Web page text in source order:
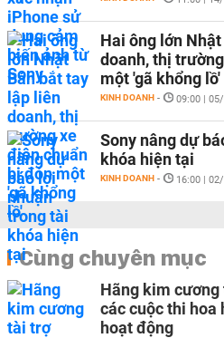
Hai ông lớn
doanh, thị
một 'gã khổng lồ'
KINH DOANH - 09:00 |
Sony nâng dự
khóa hiện tại
KINH DOANH - 16:00 |
Cùng chuyên mục
Hãng kim
các cuộc thi hoa
hoạt động